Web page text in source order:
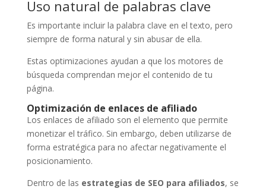
Uso natural de palabras clave
Es importante incluir la palabra clave en el texto, pero
siempre de forma natural y sin abusar de ella.
Estas optimizaciones ayudan a que los motores de
búsqueda comprendan mejor el contenido de tu
página.
Optimización de enlaces de afiliado
Los enlaces de afiliado son el elemento que permite
monetizar el tráfico. Sin embargo, deben utilizarse de
forma estratégica para no afectar negativamente el
posicionamiento.
Dentro de las estrategias de SEO para afiliados, se